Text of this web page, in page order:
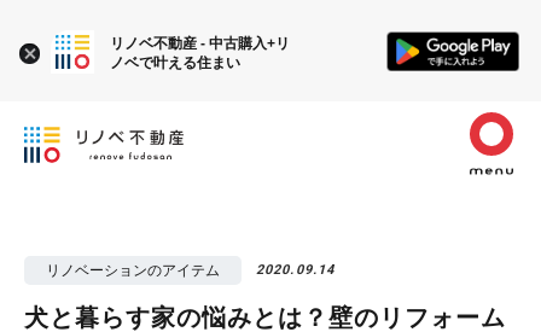
リノベーションのアイテム 2020.09.14
犬と暮らす家の悩みとは？壁のリフォーム
リノベ不動産 - 中古購入+リ
ノベで叶える住まい